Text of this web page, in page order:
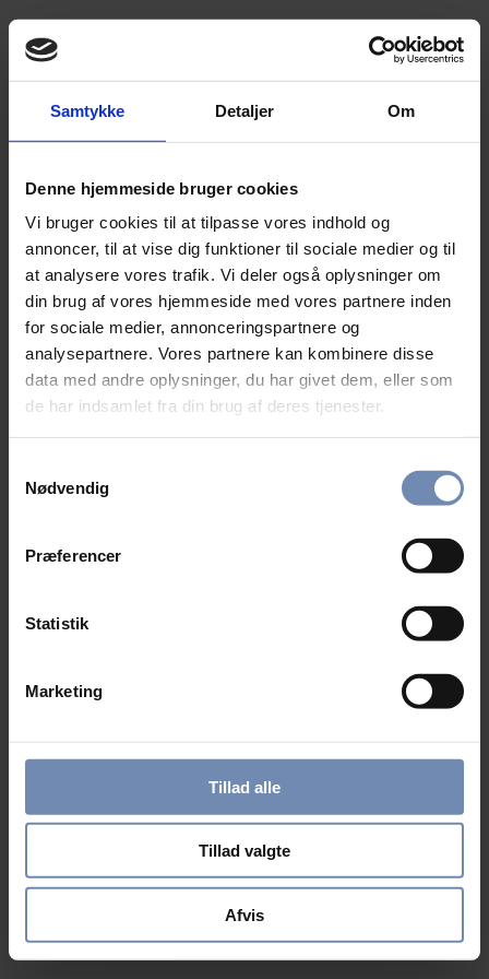
Samtykke Detaljer Om
Denne hjemmeside bruger cookies
Vi bruger cookies til at tilpasse vores indhold og
annoncer, til at vise dig funktioner til sociale medier og til
at analysere vores trafik. Vi deler også oplysninger om
din brug af vores hjemmeside med vores partnere inden
for sociale medier, annonceringspartnere og
analysepartnere. Vores partnere kan kombinere disse
data med andre oplysninger, du har givet dem, eller som
de har indsamlet fra din brug af deres tjenester.
Nødvendig
Præferencer
Statistik
Marketing
Tillad alle
Tillad valgte
Afvis